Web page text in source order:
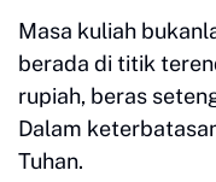
Masa kuliah
berada di titik
rupiah, beras
Dalam
Tuhan.